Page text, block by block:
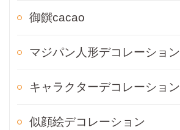
御饌cacao
マジパン人形デコレーション
キャラクターデコレーション
似顔絵デコレーション